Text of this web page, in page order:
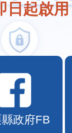
日起啟用
政府FB